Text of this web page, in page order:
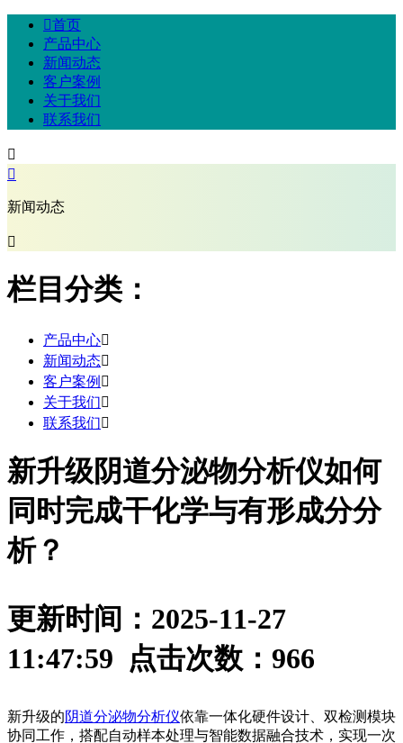
首页
产品中心
新闻动态
客户案例
关于我们
联系我们


新闻动态

栏目分类：
产品中心
新闻动态
客户案例 
关于我们
联系我们
新升级阴道分泌物分析仪如何
同时完成干化学与有形成分分
析？
更新时间：2025-11-27
11:47:59 点击次数： 966
新升级的阴道分泌物分析仪依靠一体化硬件设计、双检测模块
协同工作，搭配自动样本处理与智能数据融合技术，实现一次